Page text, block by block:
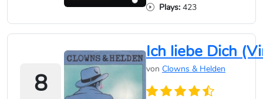
Plays: 423
8
Ich liebe Dich
von Clowns & Helden